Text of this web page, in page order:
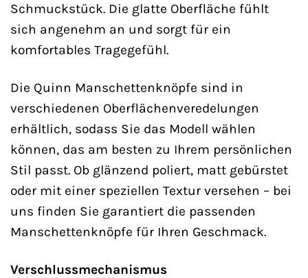
Schmuckstück. Die glatte Oberfläche fühlt
sich angenehm an und sorgt für ein
komfortables Tragegefühl.
Die Quinn Manschettenknöpfe sind in
verschiedenen Oberflächenveredelungen
erhältlich, sodass Sie das Modell wählen
können, das am besten zu Ihrem persönlichen
Stil passt. Ob glänzend poliert, matt gebürstet
oder mit einer speziellen Textur versehen – bei
uns finden Sie garantiert die passenden
Manschettenknöpfe für Ihren Geschmack.
Verschlussmechanismus